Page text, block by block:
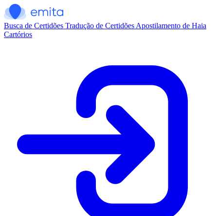
Busca de Certidões Tradução de Certidões Apostilamento de Haia
Cartórios